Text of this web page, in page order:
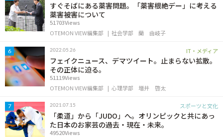
すぐそばにある薬害問題。「薬害根絶デー」に考える
薬害被害について
51703Views
OTEMON VIEW編集部
社会学部 蘭 由岐子
6 2022.05.26 IT・メディア
フェイクニュース、デマツイート。止まらない拡散。
その正体に迫る。
51119Views
OTEMON VIEW編集部
心理学部 増井 啓太
7 2021.07.15 スポーツと文化
「柔道」から「JUDO」へ。オリンピックと共にあっ
た日本のお家芸の過去・現在・未来。
49520Views